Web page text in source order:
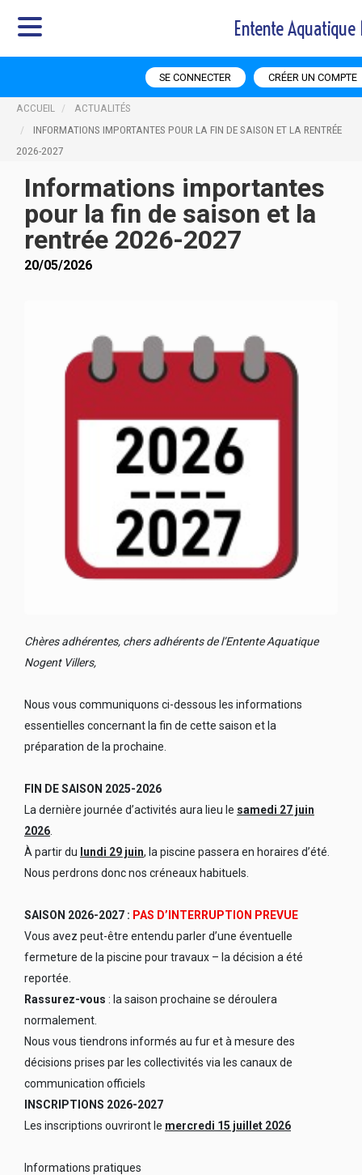
Entente
SE CONNECTER CRÉER UN COMPTE
ACCUEIL
ACTUALITÉS
INFORMATIONS IMPORTANTES POUR LA FIN DE SAISON ET LA RENTRÉE
2026-2027
Informations importantes
pour la fin de saison et la
rentrée 2026-2027
20/05/2026
Chères adhérentes, chers adhérents de l’Entente Aquatique
Nogent Villers,
Nous vous communiquons ci-dessous les informations
essentielles concernant la fin de cette saison et la
préparation de la prochaine.
FIN DE SAISON 2025-2026
La dernière journée d’activités aura lieu le samedi 27 juin
2026
À partir du lundi 29 juin, la piscine passera en horaires d’été.
Nous perdrons donc nos créneaux habituels.
SAISON 2026-2027 : PAS D’INTERRUPTION PREVUE
Vous avez peut-être entendu parler d’une éventuelle
fermeture de la piscine pour travaux – la décision a été
reportée.
Rassurez-vous : la saison prochaine se déroulera
normalement.
Nous vous tiendrons informés au fur et à mesure des
décisions prises par les collectivités via les canaux de
communication officiels
INSCRIPTIONS 2026-2027
Les inscriptions ouvriront le mercredi 15 juillet 2026
Informations pratiques